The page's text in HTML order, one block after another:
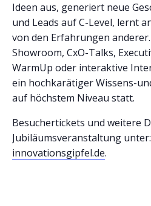
Ideen aus, generiert neue
und Leads auf C-Level, lernt
von den Erfahrungen
Showroom, CxO-Talks,
WarmUp oder interaktive
ein hochkarätiger Wissens-
auf höchstem Niveau statt.
Besuchertickets und weitere
Jubiläumsveranstaltung unter:
innovationsgipfel.de.